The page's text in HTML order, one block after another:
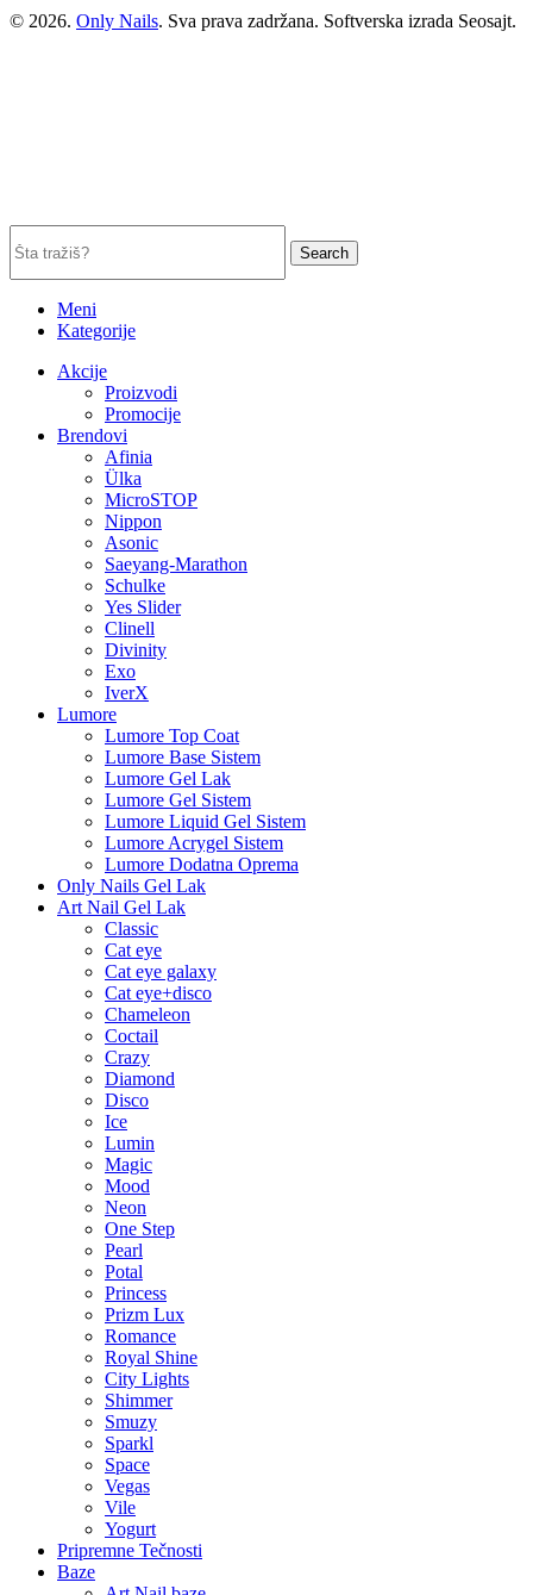
© 2026. Only Nails. Sva prava zadržana. Softverska izrada Seosajt.
Search
Meni
Kategorije
Akcije
Proizvodi
Promocije
Brendovi
Afinia
Ülka
MicroSTOP
Nippon
Asonic
Saeyang-Marathon
Schulke
Yes Slider
Clinell
Divinity
Exo
IverX
Lumore
Lumore Top Coat
Lumore Base Sistem
Lumore Gel Lak
Lumore Gel Sistem
Lumore Liquid Gel Sistem
Lumore Acrygel Sistem
Lumore Dodatna Oprema
Only Nails Gel Lak
Art Nail Gel Lak
Classic
Cat eye
Cat eye galaxy
Cat eye+disco
Chameleon
Coctail
Crazy
Diamond
Disco
Ice
Lumin
Magic
Mood
Neon
One Step
Pearl
Potal
Princess
Prizm Lux
Romance
Royal Shine
City Lights
Shimmer
Smuzy
Sparkl
Space
Vegas
Vile
Yogurt
Pripremne Tečnosti
Baze